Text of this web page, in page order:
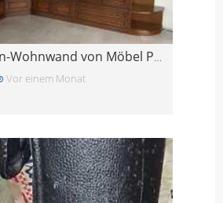
Fraubrunnen-Wohnwand von Möbel Pfister
Vor einem Monat